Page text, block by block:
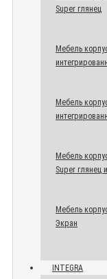
Super глянец
Мебель
Мебель
Мебель
Super глянец
Мебель
Экран
INTEGRA